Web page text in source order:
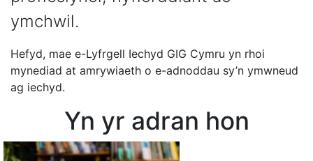
ymchwil.
Hefyd, mae e-Lyfrgell Iechyd GIG Cymru yn rhoi
mynediad at amrywiaeth o e-adnoddau sy’n ymwneud
ag iechyd.
Yn yr adran hon